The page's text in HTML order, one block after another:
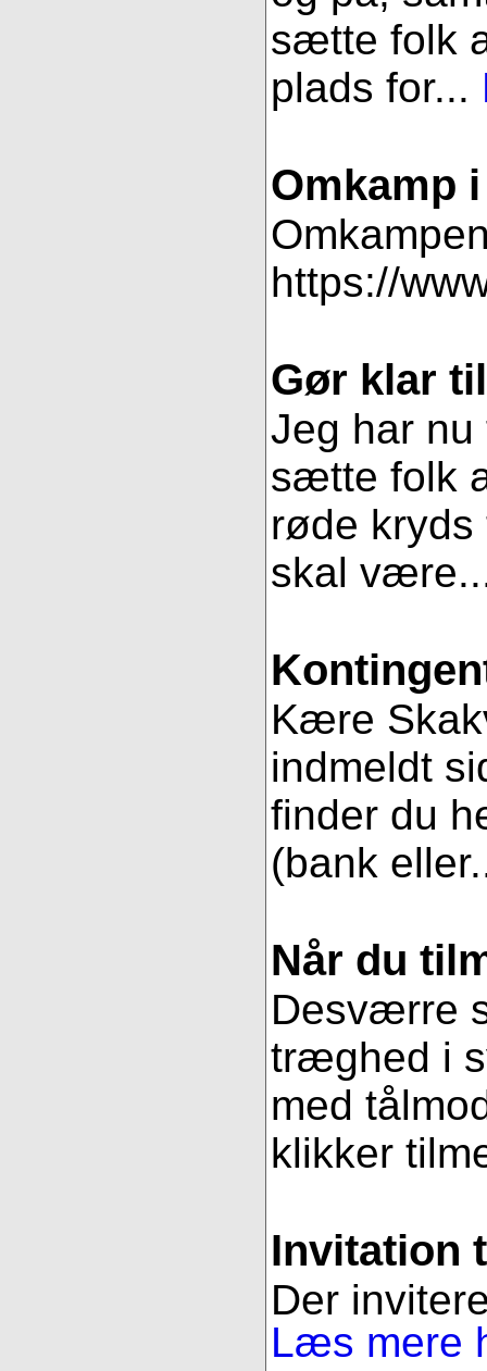
sætte folk
plads for...
Omkamp
https://
Gør klar
Jeg har
sætte folk
røde
skal
Kære
indmeldt
finder du
(bank
Når du
Desværre
træghed i
med
klikker
Invitation
Der
Læs mere